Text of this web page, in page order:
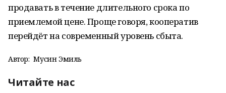
продавать в течение длительного срока по
приемлемой цене. Проще говоря, кооператив
перейдёт на современный уровень сбыта.
Автор: Мусин Эмиль
Читайте нас